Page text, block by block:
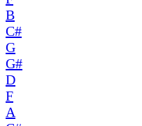
B
C#
G
G#
D
F
A